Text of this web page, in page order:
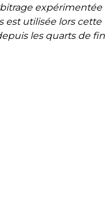
expérimentée
est utilisée lors cette
les quarts de